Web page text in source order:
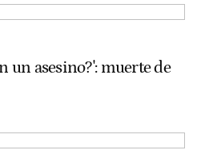
un asesino?': muerte de